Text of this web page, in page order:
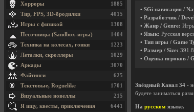
• SGi навигация /
• Разработчик /
• Жанр / Genre:
• Язык: Русская
• Тип игры / Game
• Размер / Size:
• Оценка игроков /
Звёздный Канал 34 -
будете заниматься
На русском языке.
1885
Хорроры
4015
Тир, FPS, 3D-бродилки
1308
Игры с физикой
1404
Песочницы (Sandbox-игры)
1223
Техника на колесах, гонки
1029
Леталки, скроллеры
3070
Аркады
625
Файтинги
1701
Текстовые, Roguelike
215
Визуальные новеллы
6441
Я ищу, квесты, приключения